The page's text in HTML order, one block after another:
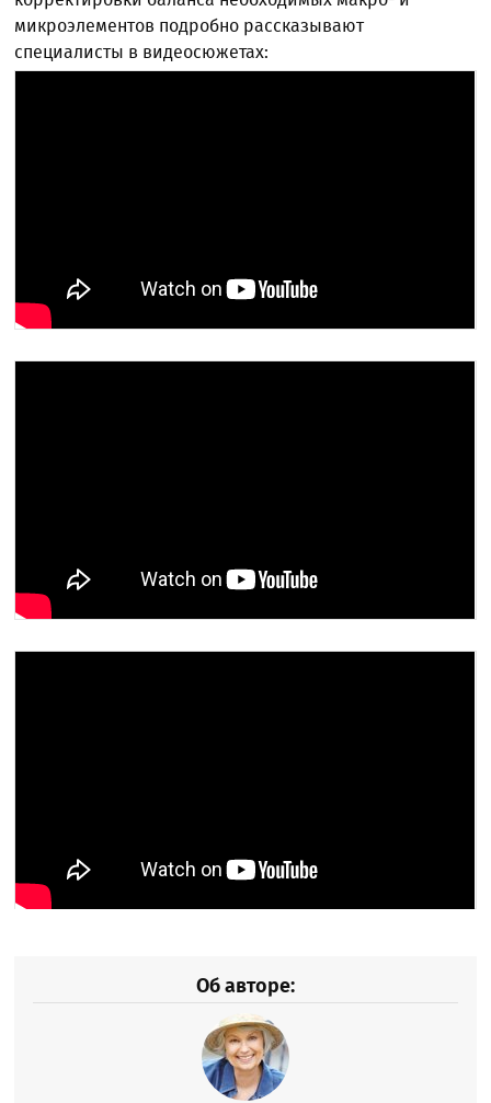
микроэлементов подробно рассказывают
специалисты в видеосюжетах:
Об авторе: